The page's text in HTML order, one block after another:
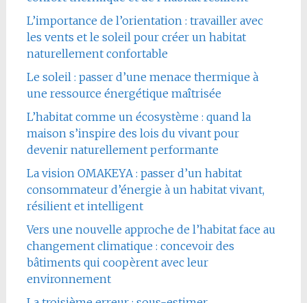
L’importance de l’orientation : travailler avec
les vents et le soleil pour créer un habitat
naturellement confortable
Le soleil : passer d’une menace thermique à
une ressource énergétique maîtrisée
L’habitat comme un écosystème : quand la
maison s’inspire des lois du vivant pour
devenir naturellement performante
La vision OMAKEYA : passer d’un habitat
consommateur d’énergie à un habitat vivant,
résilient et intelligent
Vers une nouvelle approche de l’habitat face au
changement climatique : concevoir des
bâtiments qui coopèrent avec leur
environnement